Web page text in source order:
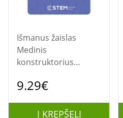
Išmanus žaislas
Medinis
konstruktorius
mokomasis modelis
9.29€
Į KREPŠELĮ